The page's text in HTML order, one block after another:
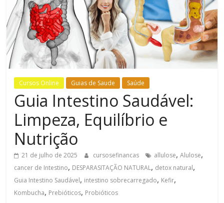
Estar
Cursos Online Guias de Saude Saúde
Guia Intestino Saudável:
Limpeza, Equilíbrio e
Nutrição
21 de julho de 2025 cursosefinancas allulose,Alulose,
cancer de Intestino, DESPARASITAÇÃO NATURAL, detox natural,
Guia Intestino Saudável, intestino sobrecarregado, Kefir,
Kombucha, Prebióticos, Probióticos